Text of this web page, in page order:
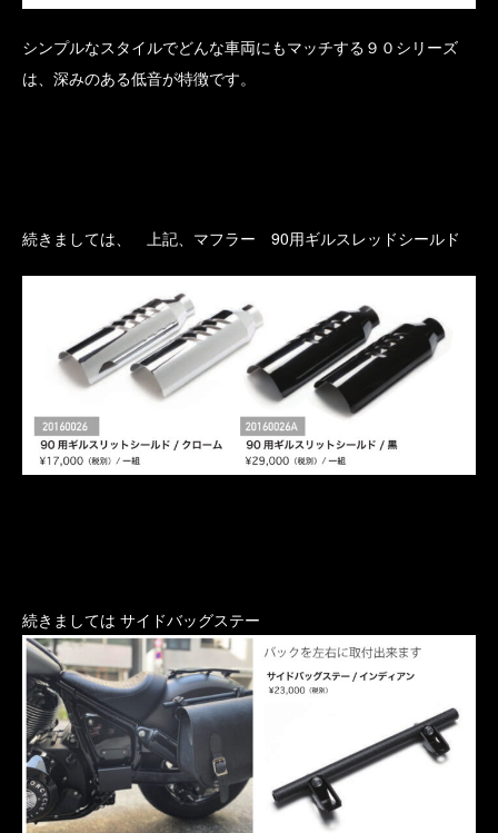
シンプルなスタイルでどんな車両にもマッチする９０シリーズ
は、深みのある低音が特徴です。
続きましては、 上記、マフラー 90用ギルスレッドシールド
続きましては サイドバッグステー